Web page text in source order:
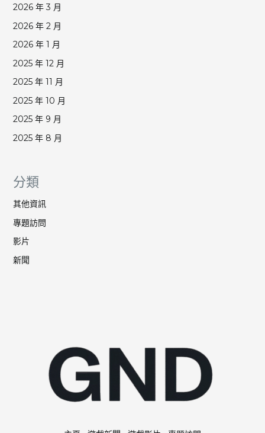
2026 年 3 月
2026 年 2 月
2026 年 1 月
2025 年 12 月
2025 年 11 月
2025 年 10 月
2025 年 9 月
2025 年 8 月
分類
其他資訊
專題訪問
影片
新聞